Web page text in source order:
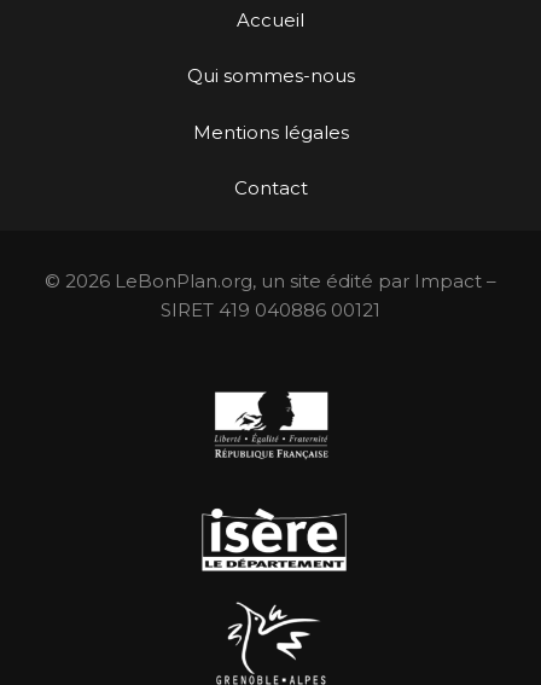
Accueil
Qui sommes-nous
Mentions légales
Contact
© 2026 LeBonPlan.org, un site édité par Impact –
SIRET 419 040886 00121